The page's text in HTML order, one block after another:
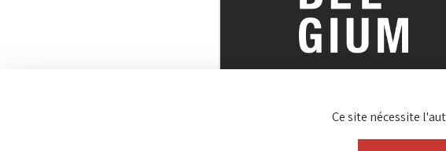
TOUT SUR LA SCÈNE
Ce site nécessite